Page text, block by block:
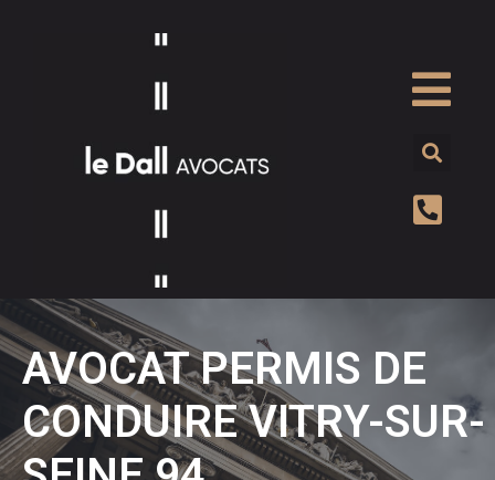
AVOCAT PERMIS DE
CONDUIRE VITRY-SUR-